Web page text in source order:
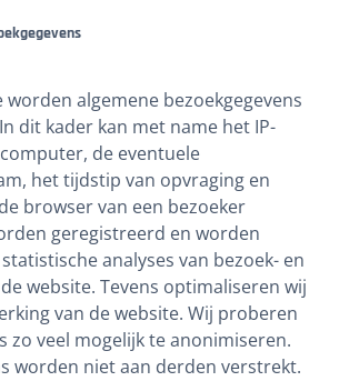
worden algemene bezoekgegevens
dit kader kan met name het IP-
de eventuele
het tijdstip van opvraging en
browser van een bezoeker
geregistreerd en worden
analyses van bezoek- en
website. Tevens optimaliseren wij
van de website. Wij proberen
zo veel mogelijk te anonimiseren.
worden niet aan derden verstrekt.